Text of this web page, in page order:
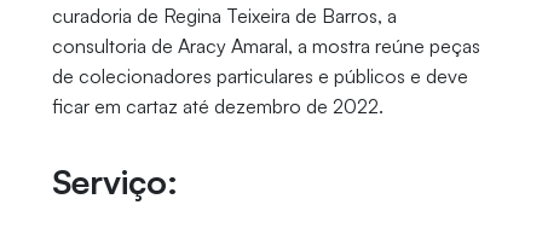
curadoria de Regina Teixeira de Barros, a
consultoria de Aracy Amaral, a mostra reúne peças
de colecionadores particulares e públicos e deve
ficar em cartaz até dezembro de 2022.
Serviço: